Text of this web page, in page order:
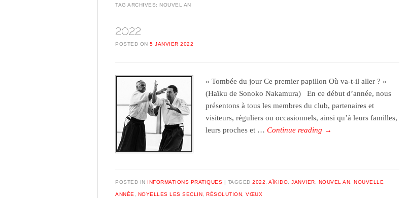
TAG ARCHIVES: NOUVEL AN
2022
POSTED ON 5 JANVIER 2022
« Tombée du jour Ce premier papillon Où va-t-il aller ? »
(Haïku de Sonoko Nakamura) En ce début d’année, nous
présentons à tous les membres du club, partenaires et
visiteurs, réguliers ou occasionnels, ainsi qu’à leurs familles,
leurs proches et …Continue reading →
POSTED IN INFORMATIONS PRATIQUES TAGGED 2022 AÏKIDO JANVIER NOUVEL AN NOUVELLE
ANNÉE NOYELLES LES SECLIN RÉSOLUTION VŒUX